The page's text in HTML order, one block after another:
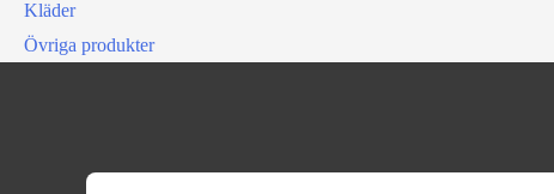
Kläder
Övriga produkter